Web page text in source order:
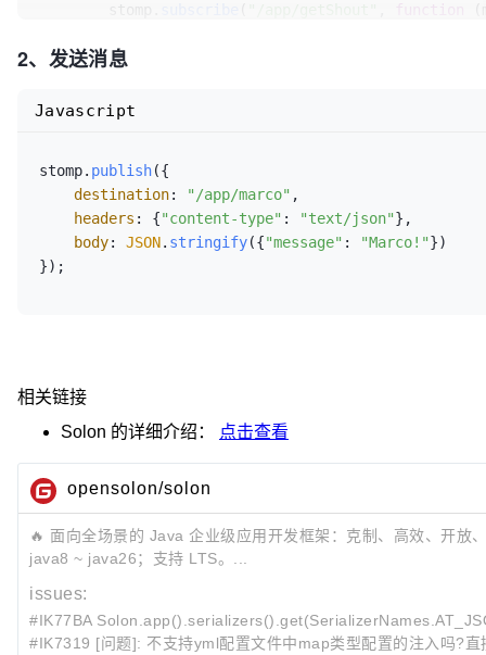
function
        });
2、发送消息
stomp. publish({
destination: "/app/marco" ,
headers : {"content-type" : "text/json"},
body: JSON. stringify({"message" : "Marco!"})
});
Javascript
相关链接
Solon 的详细介绍： 点击查看
opensolon/solon
🔥 面向全场景的 Java 企业级应用开发框架：克制、高效、开
java8 ~ java26；支持 LTS。...
issues:
#IK77BA
#IK7319 [问题]: 不支持yml配置文件中map类型配置的注入吗?直